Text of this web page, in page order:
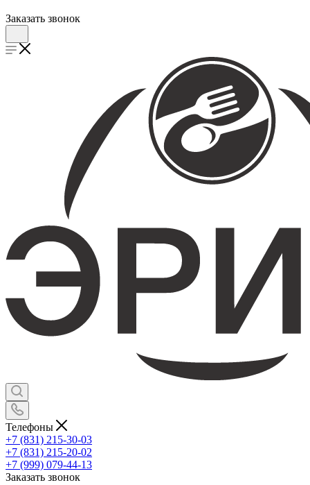
Заказать звонок
Телефоны
+7 (831) 215-30-03
+7 (831) 215-20-02
+7 (999) 079-44-13
Заказать звонок